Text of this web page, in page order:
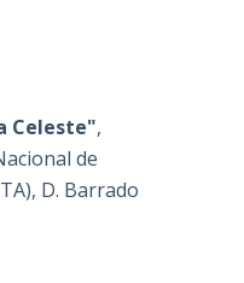
Celeste",
de
D. Barrado